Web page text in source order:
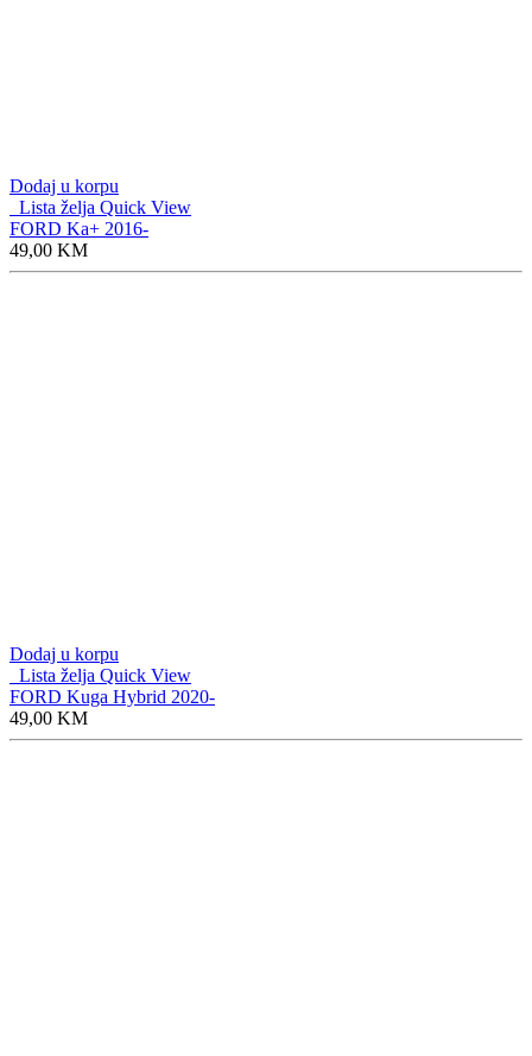
Dodaj u korpu
Lista želja Quick View
FORD Ka+ 2016-
49,00 KM
Dodaj u korpu
Lista želja Quick View
FORD Kuga Hybrid 2020-
49,00 KM